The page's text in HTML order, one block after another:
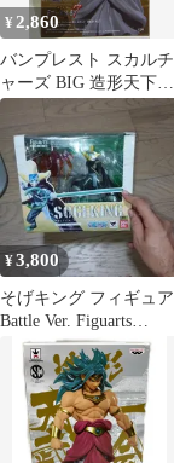
¥ 2,860
バンプレスト スカルチ
ャーズ BIG 造形天下一
武道会7-3 DBZ モノク
ロ ブロリー
¥3,800
そげキング フィギュア
Battle Ver. Figuarts
ZERO